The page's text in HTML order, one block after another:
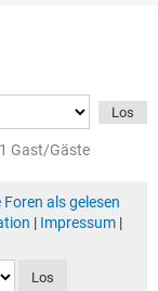
Gast/Gäste
Foren als gelesen
| Impressum|